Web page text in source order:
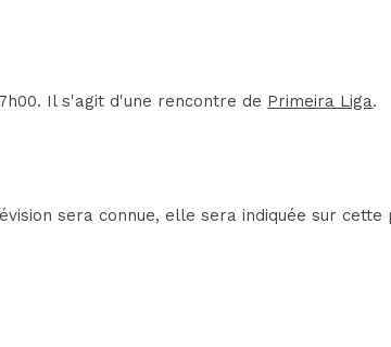
Il s'agit d'une rencontre de Primeira Liga.
sera connue, elle sera indiquée sur cette